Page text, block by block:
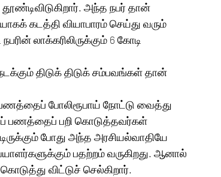
அந்த நபர் தான்
கடத்தி வியாபாரம் செய்து வரும்
லாக்கரிலிருக்கும் 6 கோடி
நடக்கும் திடுக் திடுக் சம்பவங்கள் தான்
போலிரூபாய் நோட்டு வைத்து
பணத்தைப் பறி கொடுத்தவர்கள்
போது அந்த அரசியல்வாதியே
பதற்றம் வருகிறது. ஆனால்
விட்டுச் செல்கிறார்.